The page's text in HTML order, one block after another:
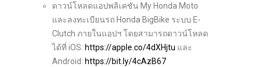
ดาวน์โหลดแอปพลิเคชัน My Honda Moto
และลงทะเบียนรถ Honda BigBike ระบบ E-
Clutch ภายในแอปฯ โดยสามารถดาวน์โหลด
ได้ที่ iOS: https://apple.co/4dXHjtu และ
Android: https://bit.ly/4cAzB67